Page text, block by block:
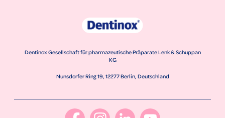
Dentinox Gesellschaft für pharmazeutische Präparate Lenk & Schuppan
KG
Nunsdorfer Ring 19, 12277 Berlin, Deutschland